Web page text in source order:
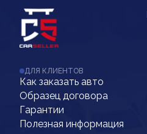
ДЛЯ КЛИЕНТОВ
Как заказать авто
Образец договора
Гарантии
Полезная информация